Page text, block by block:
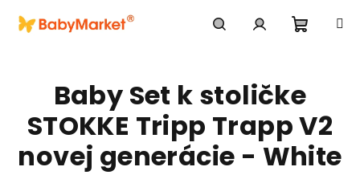
Baby Set k stoličke
STOKKE Tripp Trapp V2
novej generácie - White